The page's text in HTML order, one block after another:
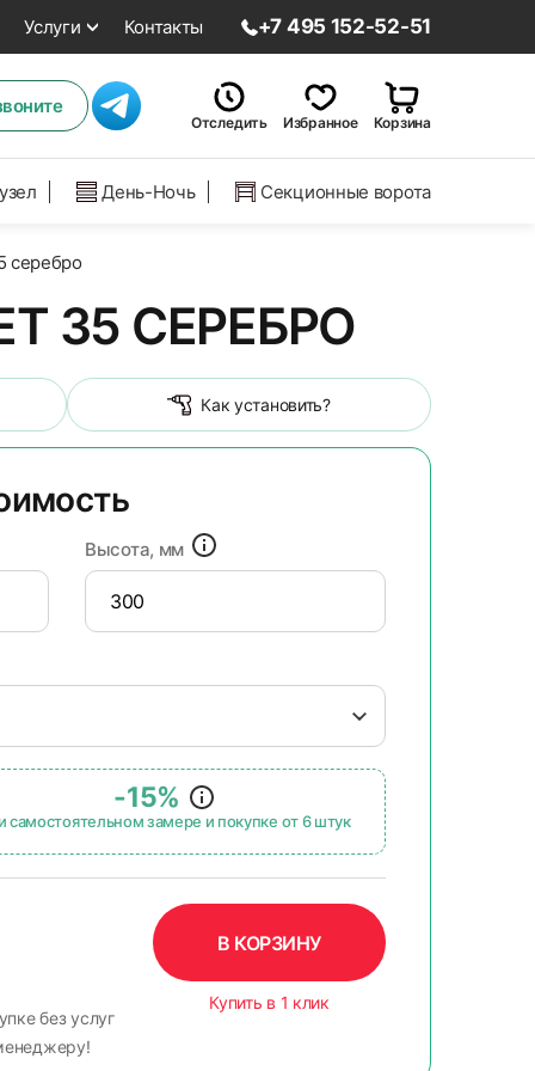
Услуги Контакты +7 495 152-52-51
Отследить Избранное Корзина
День-Ночь Секционные ворота
серебро
35 СЕРЕБРО
Как установить?
Высота, мм
-15%
самостоятельном замере и покупке от 6 штук
без услуг
В КОРЗИНУ
Купить в 1 клик